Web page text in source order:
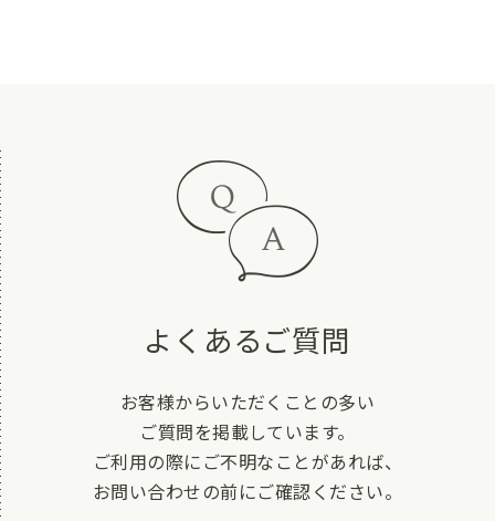
よくあるご質問
お客様からいただくことの多い
ご質問を掲載しています。
ご利用の際にご不明なことがあれば、
お問い合わせの前にご確認ください。